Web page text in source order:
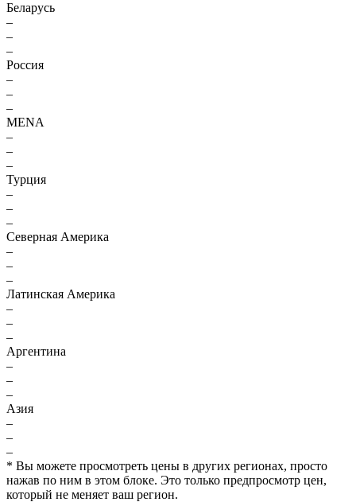
Беларусь
–
–
–
Россия
–
–
–
MENA
–
–
–
Турция
–
–
–
Северная Америка
–
–
–
Латинская Америка
–
–
–
Аргентина
–
–
–
Азия
–
–
–
* Вы можете просмотреть цены в других регионах, просто
нажав по ним в этом блоке. Это только предпросмотр цен,
который не меняет ваш регион.